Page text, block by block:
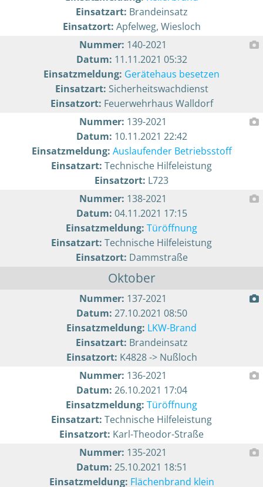
Einsatzart: Brandeinsatz
Einsatzort: Apfelweg, Wiesloch
Nummer: 140-2021
Datum: 11.11.2021 05:32
Einsatzmeldung: Gerätehaus besetzen
Einsatzart: Sicherheitswachdienst
Einsatzort: Feuerwehrhaus Walldorf
Nummer: 139-2021
Datum: 10.11.2021 22:42
Einsatzmeldung: Auslaufender Betriebsstoff
Einsatzart: Technische Hilfeleistung
Einsatzort: L723
Nummer: 138-2021
Datum: 04.11.2021 17:15
Einsatzmeldung: Türöffnung
Einsatzart: Technische Hilfeleistung
Einsatzort: Dammstraße
Oktober
Nummer: 137-2021
Datum: 27.10.2021 08:50
Einsatzmeldung: LKW-Brand
Einsatzart: Brandeinsatz
Einsatzort: K4828 -> Nußloch
Nummer: 136-2021
Datum: 26.10.2021 17:04
Einsatzmeldung: Türöffnung
Einsatzart: Technische Hilfeleistung
Einsatzort: Karl-Theodor-Straße
Nummer: 135-2021
Datum: 25.10.2021 18:51
Einsatzmeldung: Flächenbrand klein